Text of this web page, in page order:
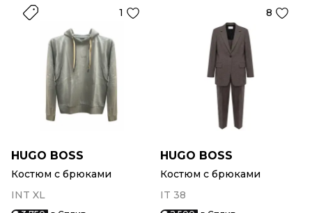
1
HUGO BOSS
Костюм с брюками
INT XL
8
HUGO BOSS
Костюм с брюками
IT 38